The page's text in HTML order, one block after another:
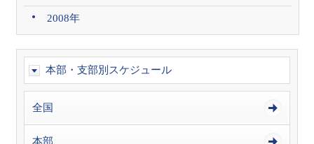
2008年
本部・支部別スケジュール
全国
本部